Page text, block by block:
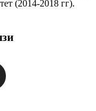
(2014-2018 гг).